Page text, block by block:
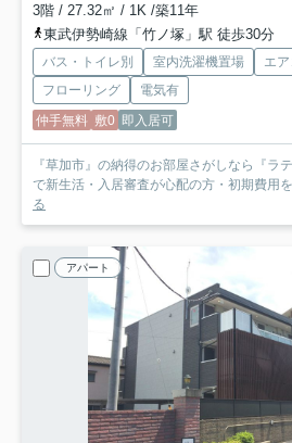
3階 / 27.32㎡ / 1K /築11年
東武伊勢崎線「竹ノ塚」駅 徒歩30分
バス・トイレ別 室内洗濯機置場 エ
フローリング
電気有
仲手無料 敷0 即入居可
『草加市』の納得のお部屋さがしなら『ラ
で新生活・入居審査が心配の方・初期費用
る
アパート